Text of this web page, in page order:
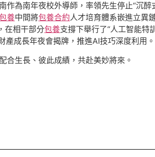
為南年夜校外導師，率領先生停止“沉醉
養中間將包養合約人才培育體系嵌進立異
在相干部分包養支撐下舉行了“人工智能特訓
產成長年夜會揭牌，推進AI技巧深度利用。
合生長、彼此成績，共赴美妙將來。